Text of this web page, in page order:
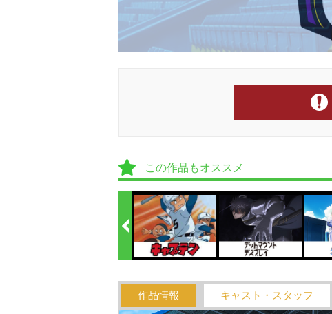
この作品もオススメ
作品情報 キャスト・スタッフ